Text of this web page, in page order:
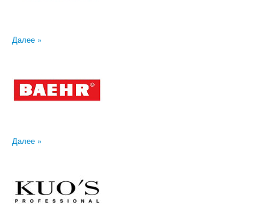
Далее »
Далее »